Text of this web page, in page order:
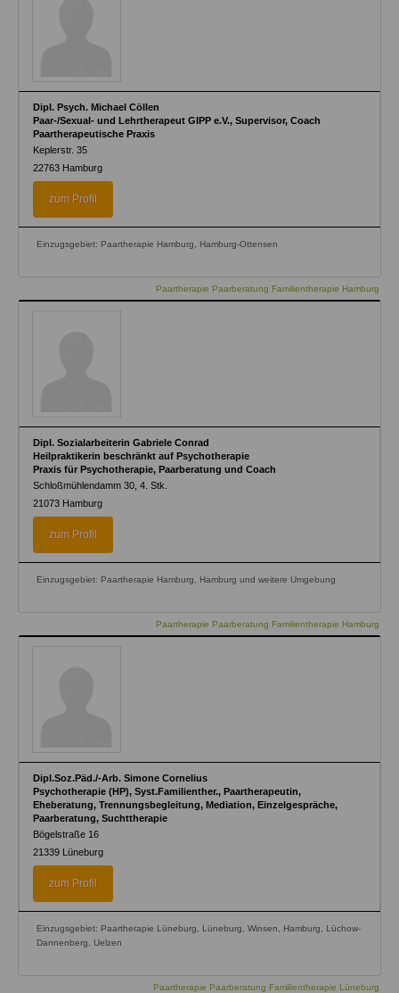
Dipl. Psych. Michael Cöllen
Paar-/Sexual- und Lehrtherapeut GIPP e.V., Supervisor, Coach
Paartherapeutische Praxis
Keplerstr. 35
22763 Hamburg
zum Profil
Einzugsgebiet: Paartherapie Hamburg, Hamburg-Ottensen
Paartherapie Paarberatung Familientherapie Hamburg
Dipl. Sozialarbeiterin Gabriele Conrad
Heilpraktikerin beschränkt auf Psychotherapie
Praxis für Psychotherapie, Paarberatung und Coach
Schloßmühlendamm 30, 4. Stk.
21073 Hamburg
zum Profil
Einzugsgebiet: Paartherapie Hamburg, Hamburg und weitere Umgebung
Paartherapie Paarberatung Familientherapie Hamburg
Dipl.Soz.Päd./-Arb. Simone Cornelius
Psychotherapie (HP), Syst.Familienther., Paartherapeutin,
Eheberatung, Trennungsbegleitung, Mediation, Einzelgespräche,
Paarberatung, Suchttherapie
Bögelstraße 16
21339 Lüneburg
zum Profil
Einzugsgebiet: Paartherapie Lüneburg, Lüneburg, Winsen, Hamburg, Lüchow-
Dannenberg, Uelzen
Paartherapie Paarberatung Familientherapie Lüneburg